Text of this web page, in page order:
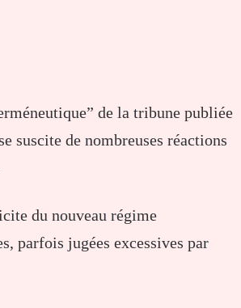
de la tribune publiée
suscite de nombreuses réactions
du nouveau régime
parfois jugées excessives par